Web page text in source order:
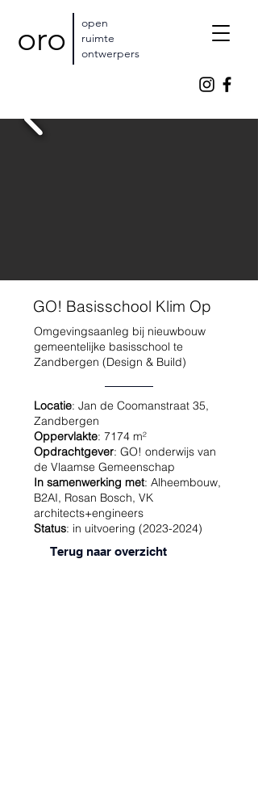
oro
open
ruimte
ontwerpers
GO! Basisschool Klim Op
Omgevingsaanleg bij nieuwbouw
gemeentelijke basisschool te
Zandbergen (Design & Build)
Locatie: Jan de Coomanstraat 35,
Zandbergen
Oppervlakte: 7174 m²
Opdrachtgever: GO! onderwijs van
de Vlaamse Gemeenschap
In samenwerking met: Alheembouw,
B2AI, Rosan Bosch, VK
architects+engineers
Status: in uitvoering (2023-2024)
Terug naar overzicht